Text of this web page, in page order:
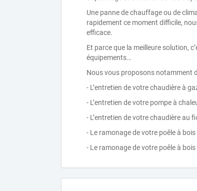
Une panne de chauffage ou de
rapidement ce moment difficile,
efficace.
Et parce que la meilleure solution,
équipements…
Nous vous proposons notamment
- L’entretien de votre chaudière à
- L’entretien de votre pompe à
- L’entretien de votre chaudière au
- Le ramonage de votre poêle à bois
- Le ramonage de votre poêle à bois